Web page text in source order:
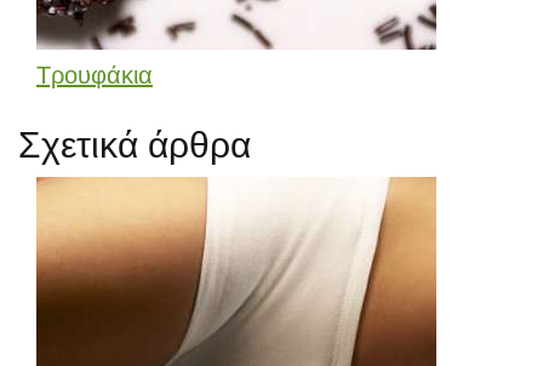
Τρουφάκια
Σχετικά άρθρα